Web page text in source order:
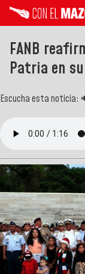
FANB
Patria en
Escucha esta noticia: